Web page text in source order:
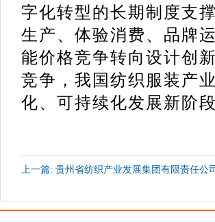
字化转型的长期制度支
生产、体验消费、品牌
能价格竞争转向设计创
竞争，我国纺织服装产
化、可持续化发展新阶
上一篇: 贵州省纺织产业发展集团有限责任公